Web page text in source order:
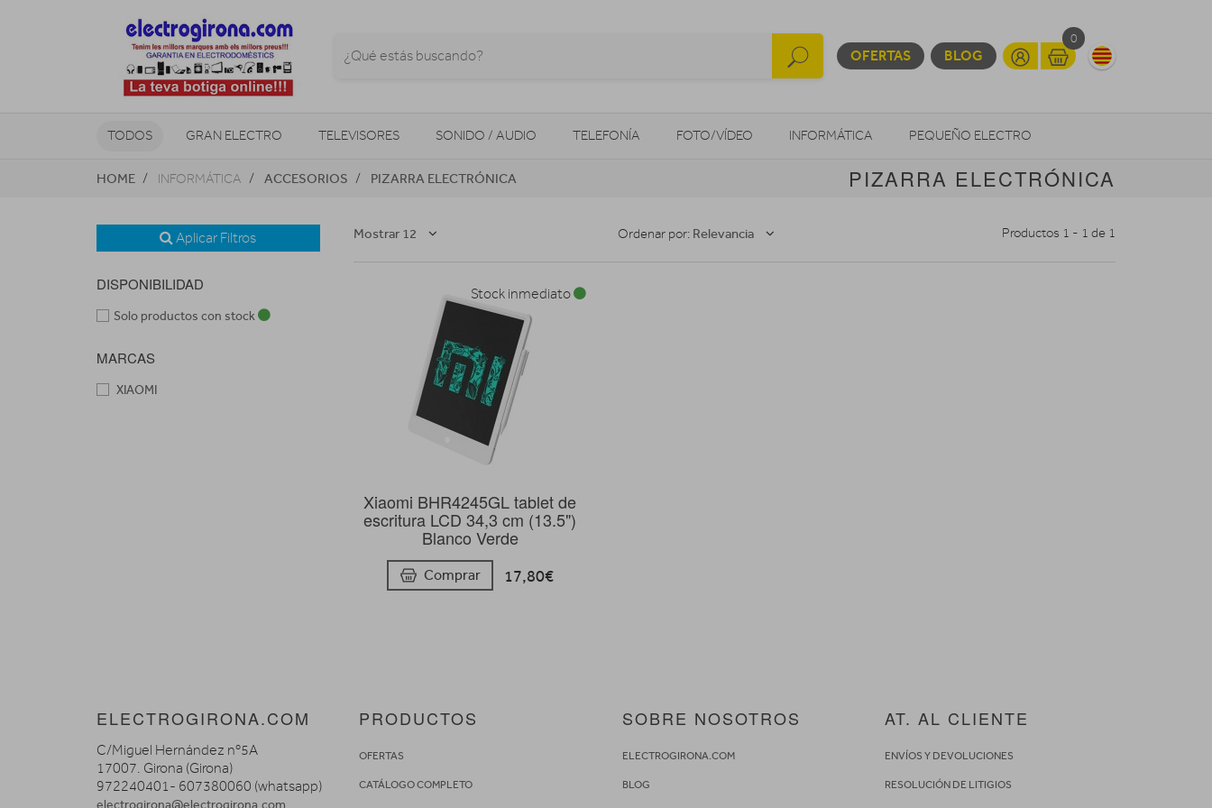
OFERTAS BLOG
0
TODOS GRAN ELECTRO TELEVISORES SONIDO / AUDIO TELEFONÍA FOTO/VÍDEO INFORMÁTICA PEQUEÑO ELECTRO
CLIMATIZACIÓN Y CALEFACCIÓN MOVILIDAD URBANA OTROS
HOME INFORMÁTICA ACCESORIOS PIZARRA ELECTRÓNICA PIZARRA ELECTRÓNICA
Aplicar Filtros
DISPONIBILIDAD
Solo productos con stock
MARCAS
XIAOMI
Mostrar 12 Ordenar por: Relevancia Productos 1 - 1 de 1
Xiaomi BHR4245GL tablet de
escritura LCD 34,3 cm (13.5")
Blanco Verde
Comprar 17,80€
Stock inmediato
ELECTROGIRONA.COM
C/Miguel Hernández nº5A
17007. Girona (Girona)
972240401- 607380060 (whatsapp)
PRODUCTOS
OFERTAS
CATÁLOGO COMPLETO
SOBRE NOSOTROS
ELECTROGIRONA.COM
BLOG
AT. AL CLIENTE
ENVÍOS Y DEVOLUCIONES
RESOLUCIÓN DE LITIGIOS